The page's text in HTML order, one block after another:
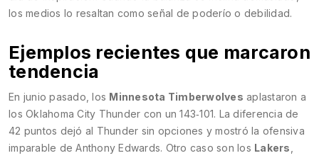
los medios lo resaltan como señal de poderío o debilidad.
Ejemplos recientes que marcaron
tendencia
En junio pasado, los Minnesota Timberwolves aplastaron a
los Oklahoma City Thunder con un 143‑101. La diferencia de
42 puntos dejó al Thunder sin opciones y mostró la ofensiva
imparable de Anthony Edwards. Otro caso son los Lakers